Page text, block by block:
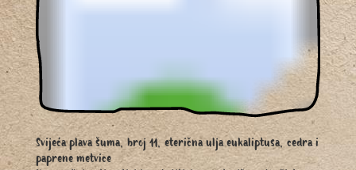
Svijeća plava šuma, broj 11, eterična ulja eukaliptusa, cedra i
paprene metvice